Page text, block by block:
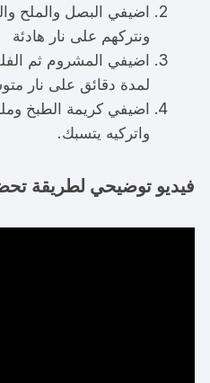
اضيفي البصل والملح
ونتركهم على نار هادئة
اضيفي المشروم ثم
لمدة دقائق على نار
اضيفي كريمة الطبخ
واتركيه يتسبك.
فيديو توضيحي لطريقة